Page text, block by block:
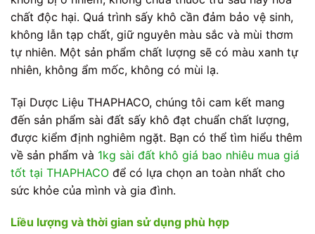
chất độc hại. Quá trình sấy khô cần đảm bảo vệ sinh,
không lẫn tạp chất, giữ nguyên màu sắc và mùi thơm
tự nhiên. Một sản phẩm chất lượng sẽ có màu xanh tự
nhiên, không ẩm mốc, không có mùi lạ.
Tại Dược Liệu THAPHACO, chúng tôi cam kết mang
đến sản phẩm sài đất sấy khô đạt chuẩn chất lượng,
được kiểm định nghiêm ngặt. Bạn có thể tìm hiểu thêm
về sản phẩm và 1kg sài đất khô giá bao nhiêu mua giá
tốt tại THAPHACO để có lựa chọn an toàn nhất cho
sức khỏe của mình và gia đình.
Liều lượng và thời gian sử dụng phù hợp